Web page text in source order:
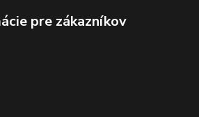
pre zákazníkov